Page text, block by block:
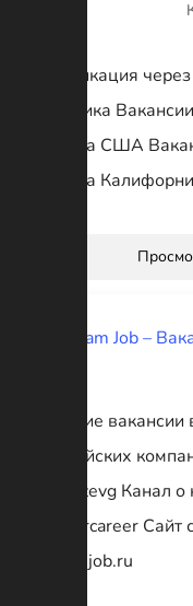
Публикация
Америка
Работа США
Работа
Лучшие
российских
@mirzevg Канал
@yourcareer
dreamjob.ru